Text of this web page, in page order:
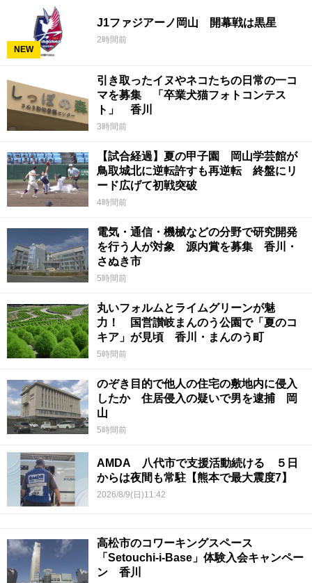
NEW
J1ファジアーノ岡山 開幕戦は黒星
2時間前
引き取ったイヌやネコたちの日常の一コ
マを募集 「卒業犬猫フォトコンテス
ト」 香川
3時間前
【試合経過】夏の甲子園 岡山学芸館が
鳥取城北に逆転許すも再逆転 終盤にリ
ード広げて初戦突破
4時間前
電気・通信・機械などの分野で研究開発
を行う人が対象 源内賞を募集 香川・
さぬき市
5時間前
丸いフォルムとライムグリーンが魅
力！ 国営讃岐まんのう公園で「夏のコ
キア」が見頃 香川・まんのう町
5時間前
のぞき目的で他人の住宅の敷地内に侵入
したか 住居侵入の疑いで男を逮捕 岡
山
5時間前
AMDA 八代市で支援活動続ける ５日
からは夜間も常駐【熊本で最大震度7】
2026/8/9(日)11:42
高松市のコワーキングスペース
「Setouchi-i-Base」体験入会キャンペー
ン 香川